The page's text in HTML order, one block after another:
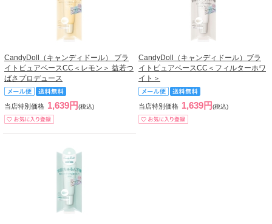
CandyDoll（キャンディドール） ブラ
イトピュアベースCC＜レモン＞ 益若つ
ばさプロデュース
当店特別価格 1,639円(税込)
CandyDoll（キャンディドール）ブラ
イトピュアベースCC＜フィルターホワ
イト＞
当店特別価格 1,639円(税込)